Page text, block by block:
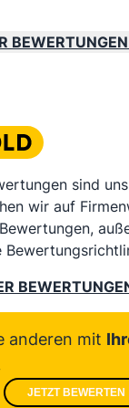
sind
wir auf
anderen mit
JETZT BEWERTEN